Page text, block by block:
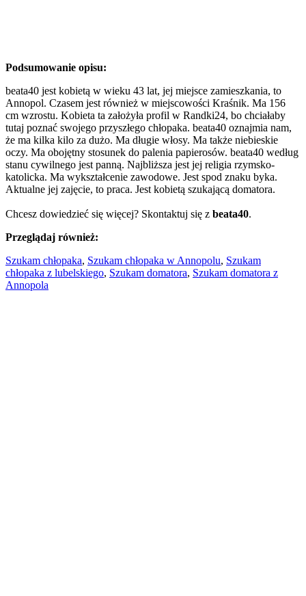
Podsumowanie opisu:
beata40 jest kobietą w wieku 43 lat, jej miejsce zamieszkania, to
Annopol. Czasem jest również w miejscowości Kraśnik. Ma 156
cm wzrostu. Kobieta ta założyła profil w Randki24, bo chciałaby
tutaj poznać swojego przyszłego chłopaka. beata40 oznajmia nam,
że ma kilka kilo za dużo. Ma długie włosy. Ma także niebieskie
oczy. Ma obojętny stosunek do palenia papierosów. beata40 według
stanu cywilnego jest panną. Najbliższa jest jej religia rzymsko-
katolicka. Ma wykształcenie zawodowe. Jest spod znaku byka.
Aktualne jej zajęcie, to praca. Jest kobietą szukającą domatora.
Chcesz dowiedzieć się więcej? Skontaktuj się z beata40.
Przeglądaj również:
Szukam chłopaka, Szukam chłopaka w Annopolu, Szukam
chłopaka z lubelskiego, Szukam domatora, Szukam domatora z
Annopola